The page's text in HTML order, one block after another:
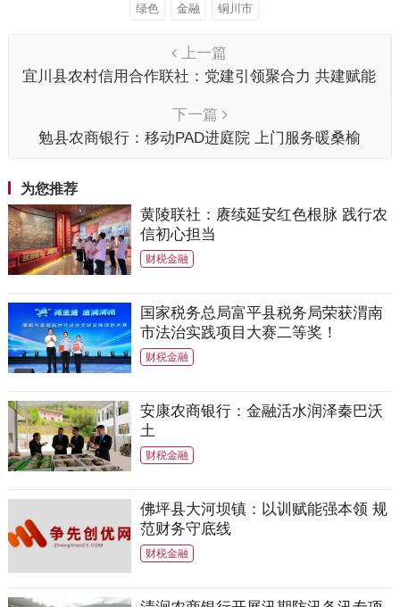
绿色 金融 铜川市
上一篇
宜川县农村信用合作联社：党建引领聚合力 共建赋能
下一篇
勉县农商银行：移动PAD进庭院 上门服务暖桑榆
为您推荐
黄陵联社：赓续延安红色根脉 践行农
信初心担当
财税金融
国家税务总局富平县税务局荣获渭南
市法治实践项目大赛二等奖！
财税金融
安康农商银行：金融活水润泽秦巴沃
土
财税金融
佛坪县大河坝镇：以训赋能强本领 规
范财务守底线
财税金融